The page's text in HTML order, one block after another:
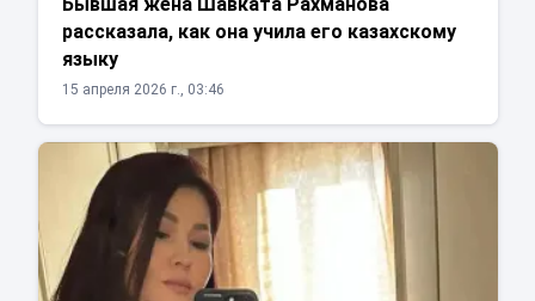
рассказала, как она учила его казахскому
языку
15 апреля 2026 г., 03:46